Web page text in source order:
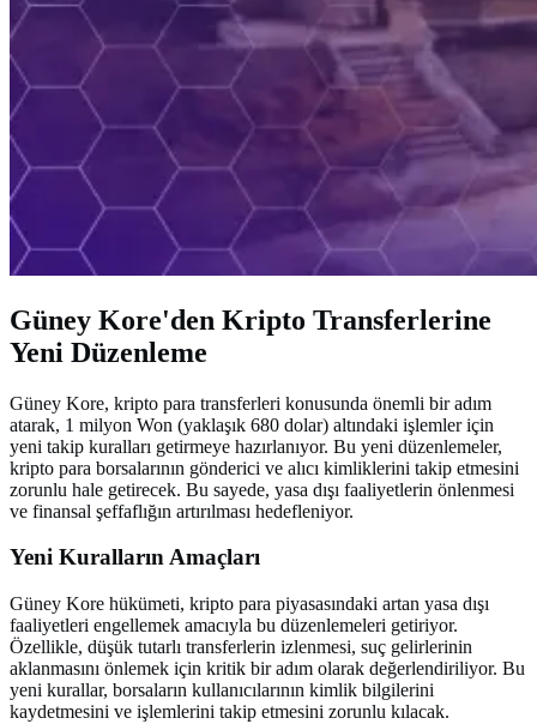
Güney Kore'den Kripto Transferlerine
Yeni Düzenleme
Güney Kore, kripto para transferleri konusunda önemli bir adım
atarak, 1 milyon Won (yaklaşık 680 dolar) altındaki işlemler için
yeni takip kuralları getirmeye hazırlanıyor. Bu yeni düzenlemeler,
kripto para borsalarının gönderici ve alıcı kimliklerini takip etmesini
zorunlu hale getirecek. Bu sayede, yasa dışı faaliyetlerin önlenmesi
ve finansal şeffaflığın artırılması hedefleniyor.
Yeni Kuralların Amaçları
Güney Kore hükümeti, kripto para piyasasındaki artan yasa dışı
faaliyetleri engellemek amacıyla bu düzenlemeleri getiriyor.
Özellikle, düşük tutarlı transferlerin izlenmesi, suç gelirlerinin
aklanmasını önlemek için kritik bir adım olarak değerlendiriliyor. Bu
yeni kurallar, borsaların kullanıcılarının kimlik bilgilerini
kaydetmesini ve işlemlerini takip etmesini zorunlu kılacak.